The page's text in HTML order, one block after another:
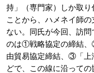
持」（専門家）しか取
ことから、ハメネイ師
ない。同氏が今回、訪
のは①戦略協定の締結、
由貿易協定締結、③「
どで、この線に沿っての